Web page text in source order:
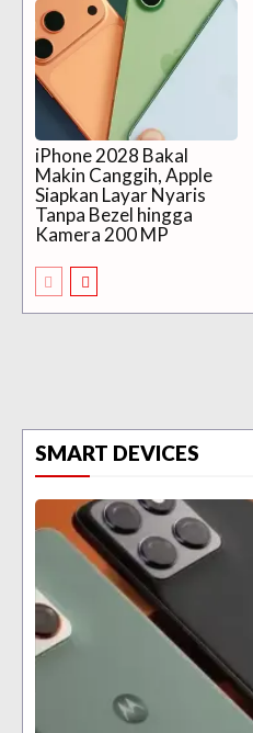
iPhone 2028 Bakal
Makin Canggih, Apple
Siapkan Layar Nyaris
Tanpa Bezel hingga
Kamera 200 MP
SMART DEVICES